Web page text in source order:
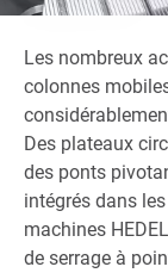
Les nombreux
colonnes
Des plateaux
des ponts
intégrés dans
machines
de serrage à